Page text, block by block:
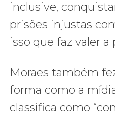
inclusive,
prisões injustas
isso que faz valer a
Moraes também
forma como a
classifica como